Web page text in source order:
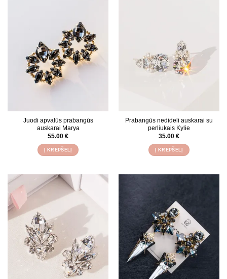
Juodi apvalūs prabangūs
auskarai Marya
55.00 €
Į KREPŠELĮ
Prabangūs nedideli auskarai su
perliukais Kylie
35.00 €
Į KREPŠELĮ